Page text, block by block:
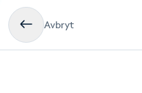
Avbryt